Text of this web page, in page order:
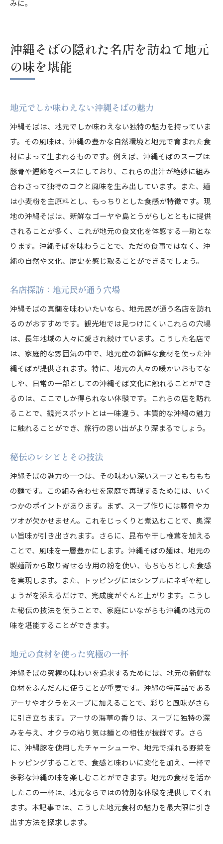
みに。
沖縄そばの隠れた名店を訪ねて地元
の味を堪能
地元でしか味わえない沖縄そばの魅力
沖縄そばは、地元でしか味わえない独特の魅力を持っていま
す。その風味は、沖縄の豊かな自然環境と地元で育まれた食
材によって生まれるものです。例えば、沖縄そばのスープは
豚骨や鰹節をベースにしており、これらの出汁が絶妙に組み
合わさって独特のコクと風味を生み出しています。また、麺
は小麦粉を主原料とし、もっちりとした食感が特徴です。現
地の沖縄そばは、新鮮なゴーヤや島とうがらしとともに提供
されることが多く、これが地元の食文化を体感する一助とな
ります。沖縄そばを味わうことで、ただの食事ではなく、沖
縄の自然や文化、歴史を感じ取ることができるでしょう。
名店探訪：地元民が通う穴場
沖縄そばの真髄を味わいたいなら、地元民が通う名店を訪れ
るのがおすすめです。観光地では見つけにくいこれらの穴場
は、長年地域の人々に愛され続けています。こうした名店で
は、家庭的な雰囲気の中で、地元産の新鮮な食材を使った沖
縄そばが提供されます。特に、地元の人々の暖かいおもてな
しや、日常の一部としての沖縄そば文化に触れることができ
るのは、ここでしか得られない体験です。これらの店を訪れ
ることで、観光スポットとは一味違う、本質的な沖縄の魅力
に触れることができ、旅行の思い出がより深まるでしょう。
秘伝のレシピとその技法
沖縄そばの魅力の一つは、その味わい深いスープともちもち
の麺です。この組み合わせを家庭で再現するためには、いく
つかのポイントがあります。まず、スープ作りには豚骨やカ
ツオが欠かせません。これをじっくりと煮込むことで、奥深
い旨味が引き出されます。さらに、昆布や干し椎茸を加える
ことで、風味を一層豊かにします。沖縄そばの麺は、地元の
製麺所から取り寄せる専用の粉を使い、もちもちとした食感
を実現します。また、トッピングにはシンプルにネギや紅し
ょうがを添えるだけで、完成度がぐんと上がります。こうし
た秘伝の技法を使うことで、家庭にいながらも沖縄の地元の
味を堪能することができます。
地元の食材を使った究極の一杯
沖縄そばの究極の味わいを追求するためには、地元の新鮮な
食材をふんだんに使うことが重要です。沖縄の特産品である
アーサやオクラをスープに加えることで、彩りと風味がさら
に引き立ちます。アーサの海草の香りは、スープに独特の深
みを与え、オクラの粘り気は麺との相性が抜群です。さら
に、沖縄豚を使用したチャーシューや、地元で採れる野菜を
トッピングすることで、食感と味わいに変化を加え、一杯で
多彩な沖縄の味を楽しむことができます。地元の食材を活か
したこの一杯は、地元ならではの特別な体験を提供してくれ
ます。本記事では、こうした地元食材の魅力を最大限に引き
出す方法を探求します。